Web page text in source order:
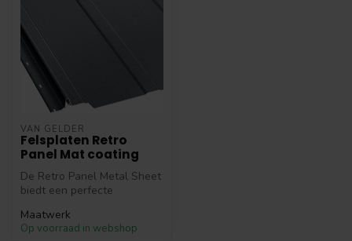
VAN GELDER
Felsplaten Retro
Panel Mat coating
De Retro Panel Metal Sheet
biedt een perfecte
functi...
Maatwerk
Op voorraad in webshop